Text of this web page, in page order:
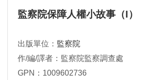
監察院保障人權小故事（I）
出版單位： 監察院
作/編/譯者：監察院監察調查處
GPN：1009602736